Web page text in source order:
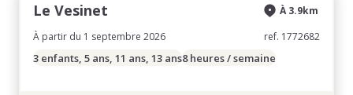
Le Vesinet
À partir du 1 septembre 2026
À 3.9km
ref. 1772682
3 enfants, 5 ans, 11 ans, 13 ans8 heures / semaine